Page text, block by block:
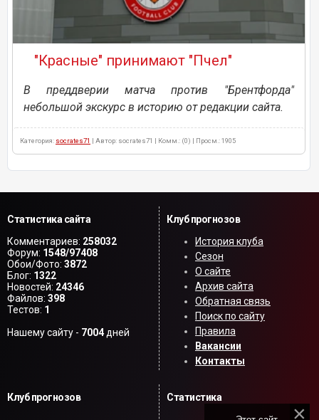
"Красные" принимают "Пчел"
В преддверии матча против "Брентфорда"
небольшой экскурс в историю от редакции сайта.
Категория: socrates71 | Автор: socrates71 | Комм.: (0) | Просм.: 1905
Статистика сайта
Комментариев: 258032
Форум: 1548/97408
Обои/Фото: 3872
Блог: 1322
Новостей: 24346
Файлов: 398
Тестов: 1
Нашему сайту - 7004 дней
Клуб прогнозов
История клуба
Сезон
О сайте
Архив сайта
Обратная связь
Поиск по сайту
Правила
Вакансии
Контакты
Клуб прогнозов Статистика